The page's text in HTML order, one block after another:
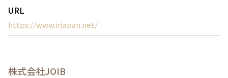
URL
https://www.irjapan.net/
株式会社JOIB